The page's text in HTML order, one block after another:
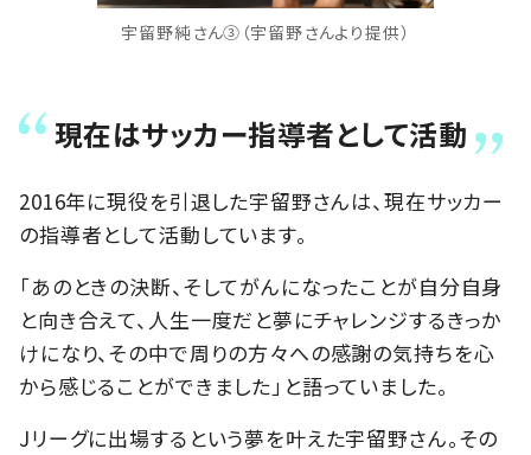
宇留野純さん③（宇留野さんより提供）
現在はサッカー指導者として活動
2016年に現役を引退した宇留野さんは、現在サッカー
の指導者として活動しています。
「あのときの決断、そしてがんになったことが自分自身
と向き合えて、人生一度だと夢にチャレンジするきっか
けになり、その中で周りの方々への感謝の気持ちを心
から感じることができました」と語っていました。
Jリーグに出場するという夢を叶えた宇留野さん。その